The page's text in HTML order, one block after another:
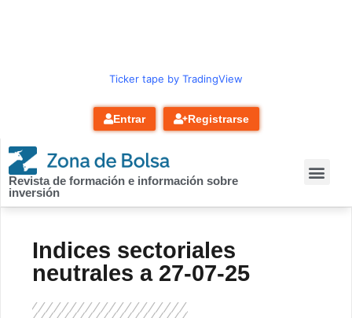
Ticker tape by TradingView
Entrar Registrarse
Revista de formación e información sobre
inversión
Indices sectoriales
neutrales a 27-07-25